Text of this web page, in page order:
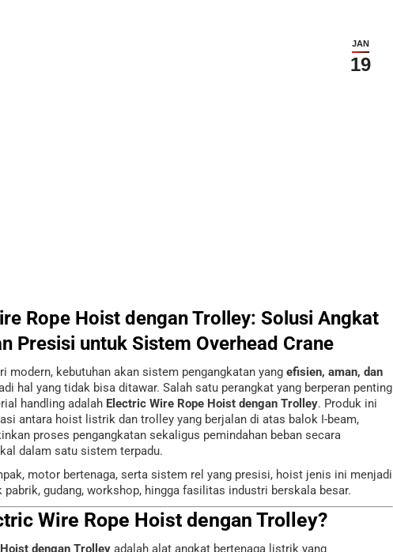
JAN
19
Rope Hoist dengan Trolley: Solusi Angkat
Presisi untuk Sistem Overhead Crane
modern, kebutuhan akan sistem pengangkatan yang efisien, aman, dan
hal yang tidak bisa ditawar. Salah satu perangkat yang berperan penting
handling adalah Electric Wire Rope Hoist dengan Trolley. Produk ini
antara hoist listrik dan trolley yang berjalan di atas balok I-beam,
proses pengangkatan sekaligus pemindahan beban secara
dalam satu sistem terpadu.
motor bertenaga, serta sistem rel yang presisi, hoist jenis ini menjadi
pabrik, gudang, workshop, hingga fasilitas industri berskala besar.
Wire Rope Hoist dengan Trolley?
dengan Trolley adalah alat angkat bertenaga listrik yang